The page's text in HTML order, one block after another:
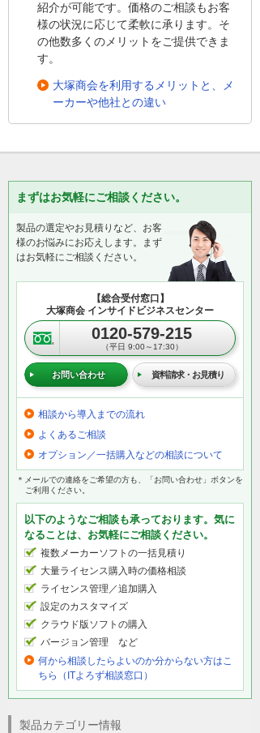
紹介が可能です。価格のご相談もお客
様の状況に応じて柔軟に承ります。そ
の他数多くのメリットをご提供できま
す。
大塚商会を利用するメリットと、メ
ーカーや他社との違い
まずはお気軽にご相談ください。
製品の選定やお見積りなど、お客
様のお悩みにお応えします。まず
はお気軽にご相談ください。
【総合受付窓口】
大塚商会 インサイドビジネスセンター
0120-579-215
（平日 9:00～17:30）
お問い合わせ 資料請求・お見積り
相談から導入までの流れ
よくあるご相談
オプション／一括購入などの相談について
＊メールでの連絡をご希望の方も、「お問い合わせ」ボタンを
ご利用ください。
以下のようなご相談も承っております。気に
なることは、お気軽にご相談ください。
複数メーカーソフトの一括見積り
大量ライセンス購入時の価格相談
ライセンス管理／追加購入
設定のカスタマイズ
クラウド版ソフトの購入
バージョン管理 など
何から相談したらよいのか分からない方はこ
ちら（ITよろず相談窓口）
製品カテゴリー情報